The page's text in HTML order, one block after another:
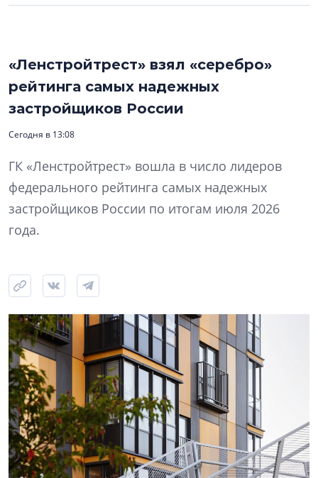
«Ленстройтрест» взял «серебро»
рейтинга самых надежных
застройщиков России
Сегодня в 13:08
ГК «Ленстройтрест» вошла в число лидеров
федерального рейтинга самых надежных
застройщиков России по итогам июля 2026
года.